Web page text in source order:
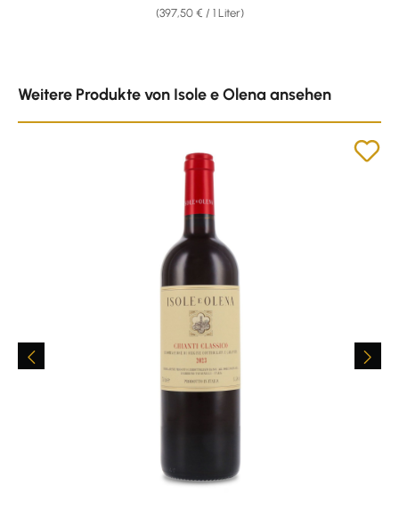
(397,50 € / 1 Liter)
Weitere Produkte von Isole e Olena ansehen